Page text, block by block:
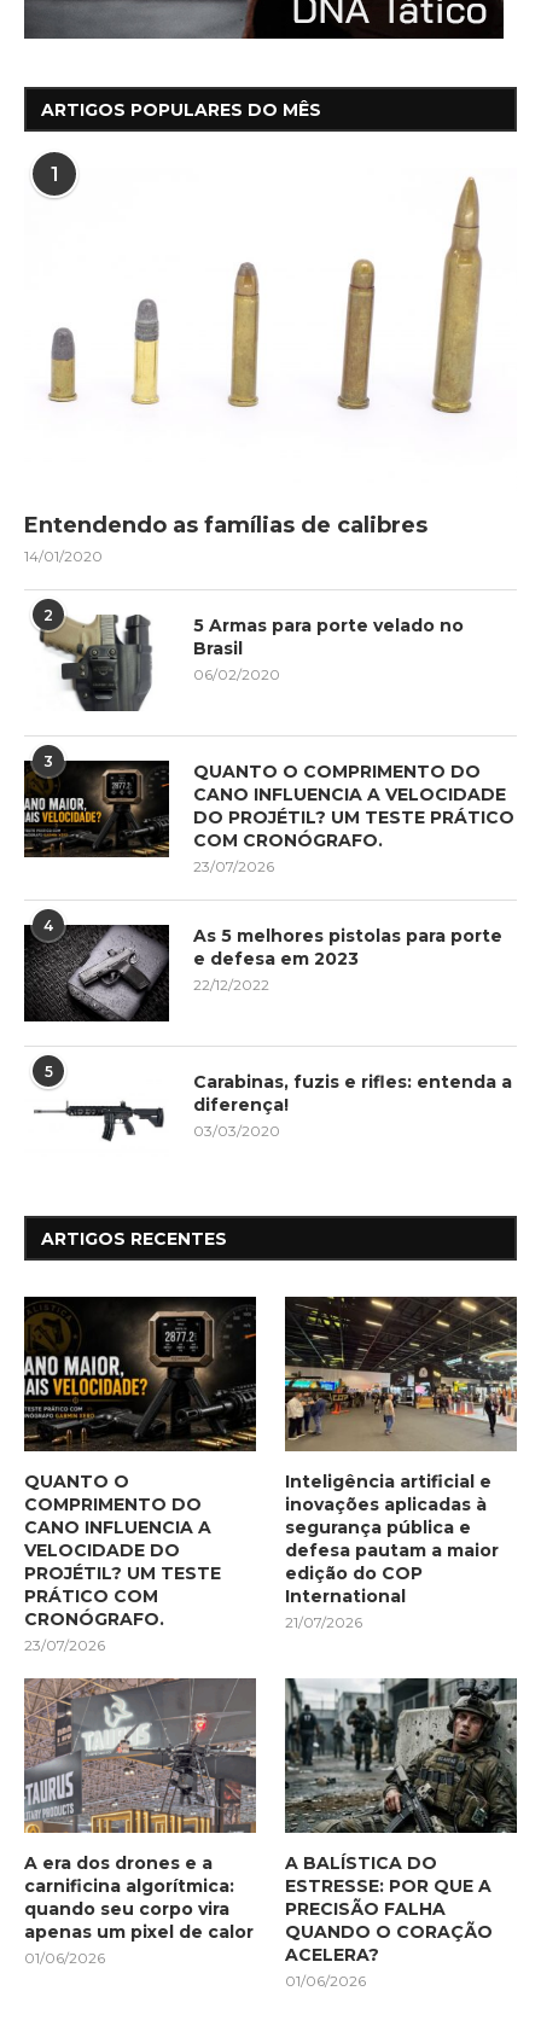
ARTIGOS POPULARES DO MÊS
1
Entendendo as famílias de calibres
14/01/2020
2
5 Armas para porte velado no
Brasil
06/02/2020
3
QUANTO O COMPRIMENTO DO
CANO INFLUENCIA A VELOCIDADE
DO PROJÉTIL? UM TESTE PRÁTICO
COM CRONÓGRAFO.
23/07/2026
4
As 5 melhores pistolas para porte
e defesa em 2023
22/12/2022
5
Carabinas, fuzis e rifles: entenda a
diferença!
03/03/2020
ARTIGOS RECENTES
QUANTO O
COMPRIMENTO DO
CANO INFLUENCIA A
VELOCIDADE DO
PROJÉTIL? UM TESTE
PRÁTICO COM
CRONÓGRAFO.
23/07/2026
Inteligência artificial e
inovações aplicadas à
segurança pública e
defesa pautam a maior
edição do COP
International
21/07/2026
A era dos drones e a
carnificina algorítmica:
quando seu corpo vira
apenas um pixel de calor
01/06/2026
A BALÍSTICA DO
ESTRESSE: POR QUE A
PRECISÃO FALHA
QUANDO O CORAÇÃO
ACELERA?
01/06/2026